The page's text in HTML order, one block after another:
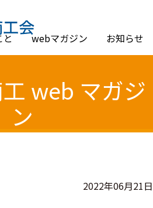
と webマガジン お知らせ
工 web マガジ
ン
2022年06月21日